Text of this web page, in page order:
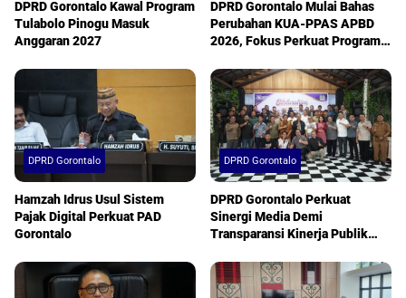
DPRD Gorontalo Kawal Program
Tulabolo Pinogu Masuk
Anggaran 2027
DPRD Gorontalo Mulai Bahas
Perubahan KUA-PPAS APBD
2026, Fokus Perkuat Program
DPRD Gorontalo
Hamzah Idrus Usul Sistem
Pajak Digital Perkuat PAD
Gorontalo
DPRD Gorontalo
DPRD Gorontalo Perkuat
Sinergi Media Demi
Transparansi Kinerja Publik